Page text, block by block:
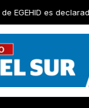
es declarado